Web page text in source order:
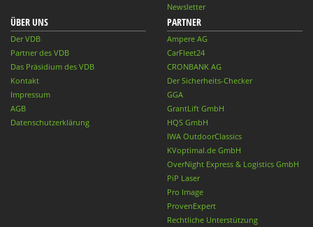
Newsletter
ÜBER UNS
Der VDB
Partner des VDB
Das Präsidium des VDB
Kontakt
Impressum
AGB
Datenschutzerklärung
PARTNER
Ampere AG
CarFleet24
CRONBANK AG
Der Sicherheits-Checker
GGA
GrantLift GmbH
HQS GmbH
IWA OutdoorClassics
KVoptimal.de GmbH
OverNight Express & Logistics GmbH
PiP Laser
Pro Image
ProvenExpert
Rechtliche Unterstützung